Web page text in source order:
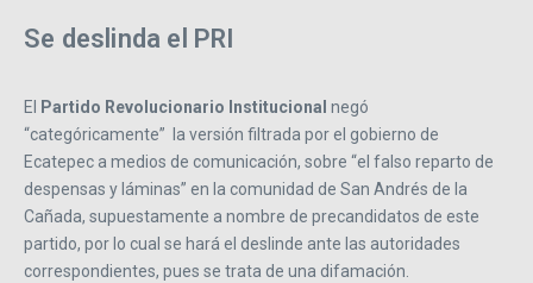
Se deslinda el PRI
El Partido Revolucionario Institucional negó
“categóricamente” la versión filtrada por el gobierno de
Ecatepec a medios de comunicación, sobre “el falso reparto de
despensas y láminas” en la comunidad de San Andrés de la
Cañada, supuestamente a nombre de precandidatos de este
partido, por lo cual se hará el deslinde ante las autoridades
correspondientes, pues se trata de una difamación.